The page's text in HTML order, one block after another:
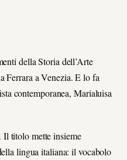
della Storia dell’Arte
Ferrara a Venezia. E lo fa
contemporanea, Marialuisa
Il titolo mette insieme
lingua italiana: il vocabolo